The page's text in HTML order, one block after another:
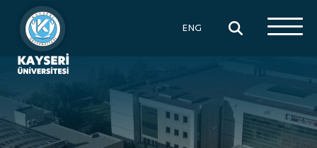
ENG ×